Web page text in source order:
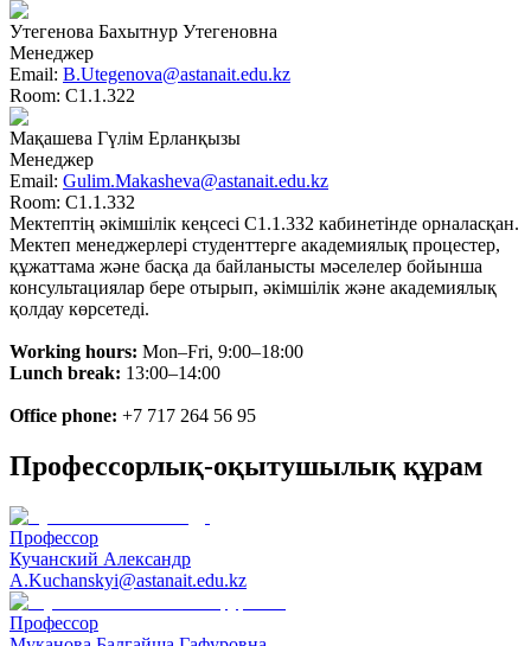
Утегенова Бахытнур Утегеновна
Менеджер
Email: B.Utegenova@astanait.edu.kz
Room: С1.1.322
Мақашева Гүлім Ерланқызы
Менеджер
Email: Gulim.Makasheva@astanait.edu.kz
Room: С1.1.332
Мектептің әкімшілік кеңсесі C1.1.332 кабинетінде орналасқан.
Мектеп менеджерлері студенттерге академиялық процестер,
құжаттама және басқа да байланысты мәселелер бойынша
консультациялар бере отырып, әкімшілік және академиялық
қолдау көрсетеді.
Working hours: Mon–Fri, 9:00–18:00
Lunch break: 13:00–14:00
Office phone: +7 717 264 56 95
Профессорлық-оқытушылық құрам
Профессор
Кучанский Александр
A.Kuchanskyi@astanait.edu.kz
Профессор